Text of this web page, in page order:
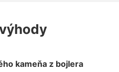
kameňa z bojlera